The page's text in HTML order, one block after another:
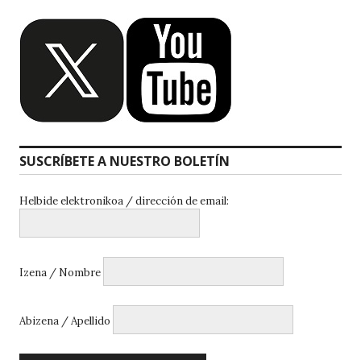
SUSCRÍBETE A NUESTRO BOLETÍN
Helbide elektronikoa / dirección de email:
Izena / Nombre
Abizena / Apellido